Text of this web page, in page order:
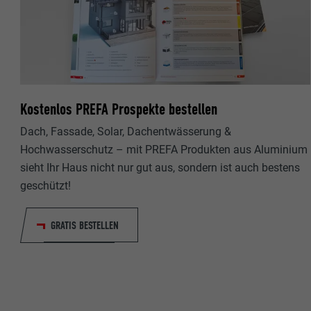
Kostenlos PREFA Prospekte bestellen
Dach, Fassade, Solar, Dachentwässerung &
Hochwasserschutz – mit PREFA Produkten aus Aluminium
sieht Ihr Haus nicht nur gut aus, sondern ist auch bestens
geschützt!
GRATIS BESTELLEN
Name
Name
Name
Laufzeit
Name